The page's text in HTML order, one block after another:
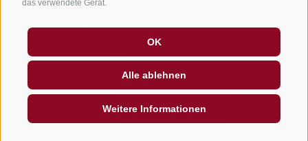
das verwendete Gerät.
OK
Alle ablehnen
Weitere Informationen
Impressum Sitemap
Barrierefreiheit
Privacy
created with passion by
Unterkunft suchen